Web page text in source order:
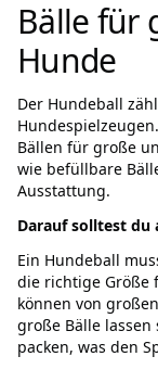
Bälle für
Hunde
Der Hundeball
Bällen für große
wie befüllbare
Ausstattung.
Darauf solltest du
Ein Hundeball
die richtige Größe
können von
große Bälle
packen, was den